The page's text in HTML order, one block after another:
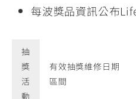
每波獎品資訊公布
抽
獎
活
動
有效抽獎維修日期
區間